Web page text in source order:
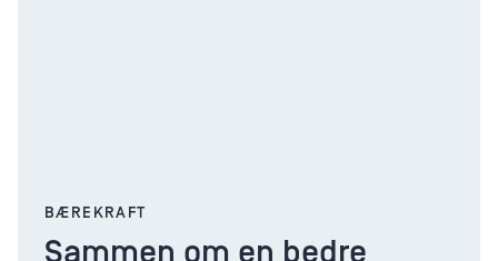
BÆREKRAFT